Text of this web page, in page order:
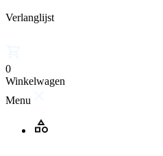
Verlanglijst
0
Winkelwagen
Menu